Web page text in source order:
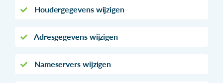
Houdergegevens wijzigen
Adresgegevens wijzigen
Nameservers wijzigen